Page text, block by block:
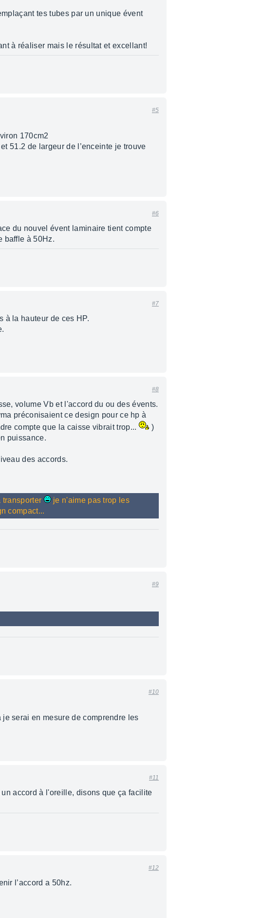
tes tubes par un unique évent
à réaliser mais le résultat et excellant!
#5
170cm2
51.2 de largeur de l’enceinte je trouve
#6
du nouvel évent laminaire tient compte
baffle à 50Hz.
#7
à la hauteur de ces HP.
#8
volume Vb et l'accord du ou des évents.
préconisaient ce design pour ce hp à
compte que la caisse vibrait trop...
)
puissance.
des accords.
transporter
je n'aime pas trop les
compact...
#9
#10
serai en mesure de comprendre les
#11
accord à l'oreille, disons que ça facilite
#12
l’accord a 50hz.